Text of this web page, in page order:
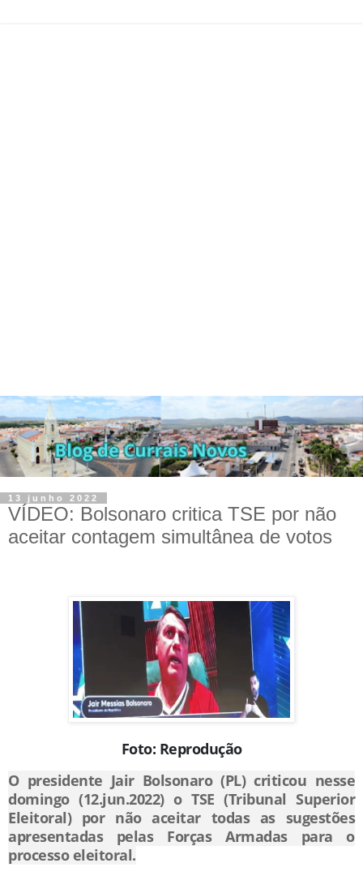
13 junho 2022
VÍDEO: Bolsonaro critica TSE por não
aceitar contagem simultânea de votos
Foto: Reprodução
O presidente Jair Bolsonaro (PL) criticou nesse
domingo (12.jun.2022) o TSE (Tribunal Superior
Eleitoral) por não aceitar todas as sugestões
apresentadas pelas Forças Armadas para o
processo eleitoral.